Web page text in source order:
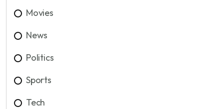
Movies
News
Politics
Sports
Tech